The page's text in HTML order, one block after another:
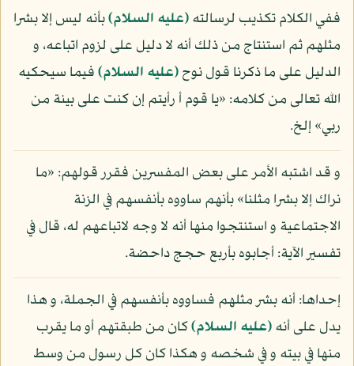
ففي الكلام تكذيب لرسالته(عليه السلام)بأنه ليس إلا بشرا
مثلهم ثم استنتاج من ذلك أنه لا دليل على لزوم اتباعه، و
الدليل على ما ذكرنا قول نوح(عليه السلام)فيما سيحكيه
الله تعالى من كلامه: «يا قوم أ رأيتم إن كنت على بينة من
ربي» إلخ.
و قد اشتبه الأمر على بعض المفسرين فقرر قولهم: «ما
نراك إلا بشرا مثلنا» بأنهم ساووه بأنفسهم في الزنة
الاجتماعية و استنتجوا منها أنه لا وجه لاتباعهم له، قال في
تفسير الآية: أجابوه بأربع حجج داحضة.
إحداها: أنه بشر مثلهم فساووه بأنفسهم في الجملة، و هذا
يدل على أنه(عليه السلام)كان من طبقتهم أو ما يقرب
منها في بيته و في شخصه و هكذا كان كل رسول من وسط